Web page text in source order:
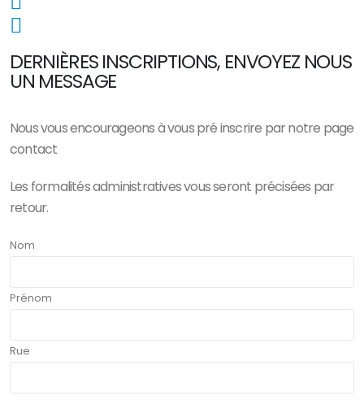
DERNIÈRES INSCRIPTIONS, ENVOYEZ NOUS
UN MESSAGE
Nous vous encourageons à vous pré inscrire par notre page
contact
Les formalités administratives vous seront précisées par
retour.
Nom
Prénom
Rue